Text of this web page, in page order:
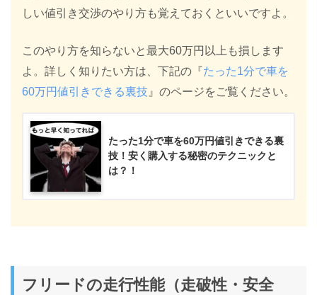
しい値引き交渉のやり方も覚えておくといいですよ。
このやり方を知らないと最大60万円以上も損します
よ。詳しく知りたい方は、下記の『 たった1分で車を
60万円値引きできる裏技』のページをご覧ください。
たった1分で車を60万円値引きできる裏
技！安く購入する秘密のテクニックと
は？！
フリードの走行性能（走破性・安全